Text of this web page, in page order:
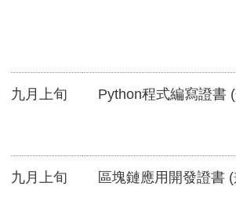
九月上旬 Python程式編寫證書
九月上旬 區塊鏈應用開發證書